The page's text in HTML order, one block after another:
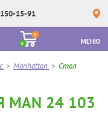
15-91
0
0
МЕНЮ
> Manhattan > Стол
24 103